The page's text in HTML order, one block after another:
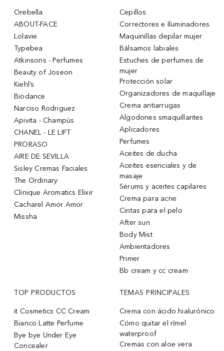
Orebella
ABOUT-FACE
Lolavie
Typebea
Atkinsons - Perfumes
Beauty of Joseon
Kiehl’s
Biodance
Narciso Rodriguez
Apivita - Champús
CHANEL - LE LIFT
PRORASO
AIRE DE SEVILLA
Sisley Cremas Faciales
The Ordinary
Clinique Aromatics Elixir
Cacharel Amor Amor
Missha
Cepillos
Correctores e Iluminadores
Maquinillas depilar mujer
Bálsamos labiales
Estuches de perfumes de
mujer
Protección solar
Organizadores de maquillaje
Crema antiarrugas
Algodones smaquillantes
Aplicadores
Perfumes
Aceites de ducha
Aceites esenciales y de
masaje
Sérums y aceites capilares
Crema para acne
Cintas para el pelo
After sun
Body Mist
Ambientadores
Primer
Bb cream y cc cream
TOP PRODUCTOS
it Cosmetics CC Cream
Bianco Latte Perfume
Bye bye Under Eye
Concealer
TEMAS PRINCIPALES
Crema con ácido hialurónico
Cómo quitar el rímel
waterproof
Cremas con aloe vera